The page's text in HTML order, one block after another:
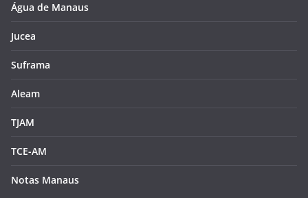
Água de Manaus
Jucea
Suframa
Aleam
TJAM
TCE-AM
Notas Manaus